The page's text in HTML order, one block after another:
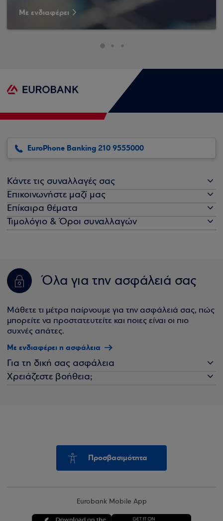
Με ενδιαφέρει
EuroPhone Banking 210 9555000
Κάντε τις συναλλαγές σας
Επικοινωνήστε μαζί μας
Επίκαιρα θέματα
Τιμολόγιο & Όροι συναλλαγών
Όλα για την ασφάλειά σας
Μάθετε τι μέτρα παίρνουμε για την ασφάλειά σας, πώς
μπορείτε να προστατευτείτε και ποιες είναι οι πιο
συχνές απάτες.
Με ενδιαφέρει η ασφάλεια
Για τη δική σας ασφάλεια
Χρειάζεστε βοήθεια;
Προσβασιμότητα
Eurobank Mobile App